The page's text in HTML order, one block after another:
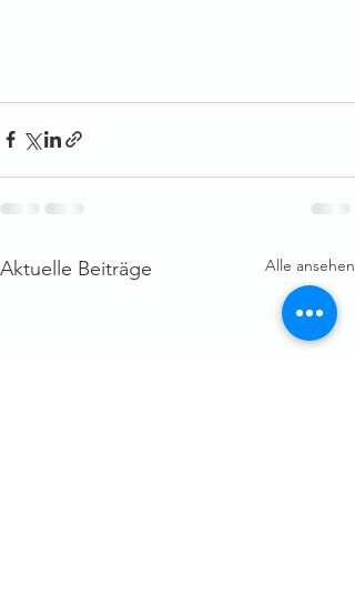
Aktuelle Beiträge Alle ansehen